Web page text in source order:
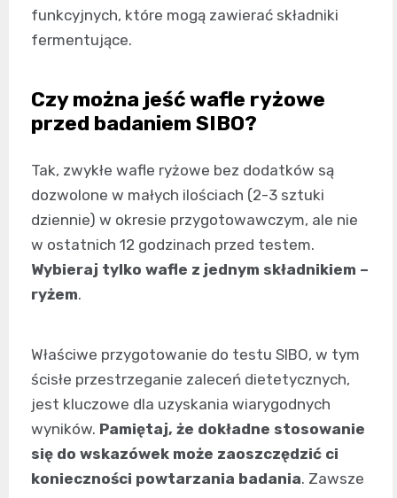
funkcyjnych, które mogą zawierać składniki
fermentujące.
Czy można jeść wafle ryżowe
przed badaniem SIBO?
Tak, zwykłe wafle ryżowe bez dodatków są
dozwolone w małych ilościach (2-3 sztuki
dziennie) w okresie przygotowawczym, ale nie
w ostatnich 12 godzinach przed testem.
Wybieraj tylko wafle z jednym składnikiem –
ryżem.
Właściwe przygotowanie do testu SIBO, w tym
ścisłe przestrzeganie zaleceń dietetycznych,
jest kluczowe dla uzyskania wiarygodnych
wyników. Pamiętaj, że dokładne stosowanie
się do wskazówek może zaoszczędzić ci
konieczności powtarzania badania. Zawsze